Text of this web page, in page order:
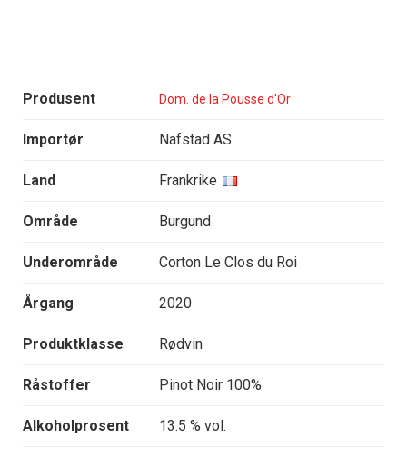
Produsent Dom. de la Pousse d'Or
Importør Nafstad AS
Land Frankrike
Område Burgund
Underområde Corton Le Clos du Roi
Årgang 2020
Produktklasse Rødvin
Råstoffer Pinot Noir 100%
Alkoholprosent 13.5 % vol.